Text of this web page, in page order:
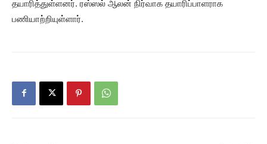
தயாரித்துள்ளனர். ரஸ்ஸல் ஆலன் நிர்வாக தயாரிப்பாளராக
பணியாற்றியுள்ளார்.